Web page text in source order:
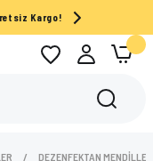
Kargo!
DEZENFEKTAN MENDİLLER